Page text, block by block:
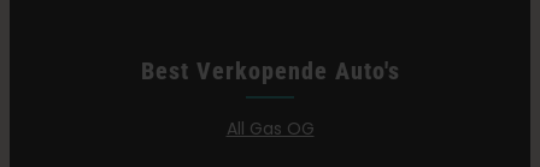
Best Verkopende Auto's
All Gas OG